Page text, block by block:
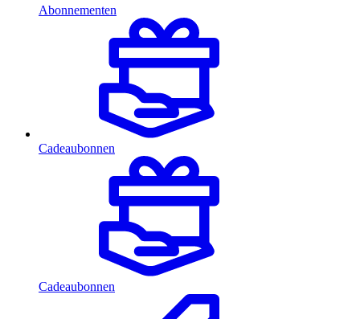
Abonnementen
Cadeaubonnen
Cadeaubonnen